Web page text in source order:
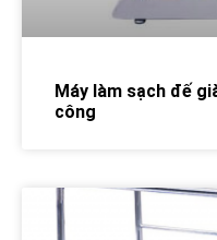
Máy làm sạch đế
công